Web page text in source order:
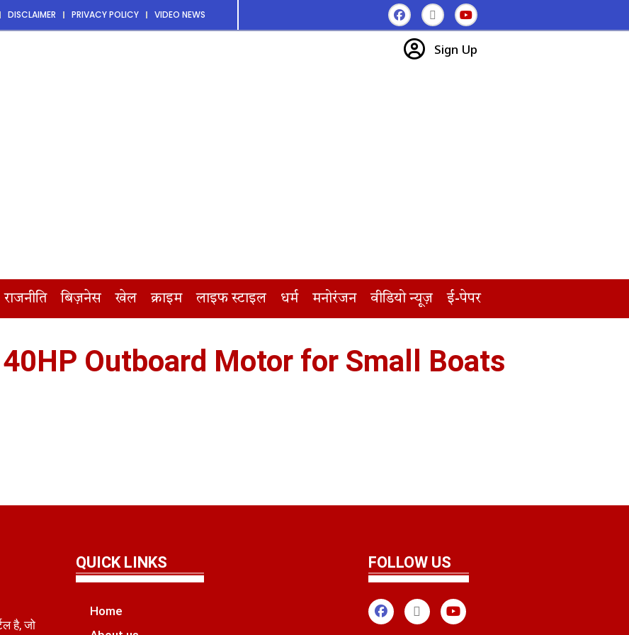
DISCLAIMER PRIVACY POLICY VIDEO NEWS
Sign Up
राजनीति बिज़नेस खेल क्राइम लाइफ स्टाइल धर्म मनोरंजन वीडियो न्यूज़ ई-पेपर
Outboard Motor for Small Boats
है, जो
QUICK LINKS
Home
FOLLOW US